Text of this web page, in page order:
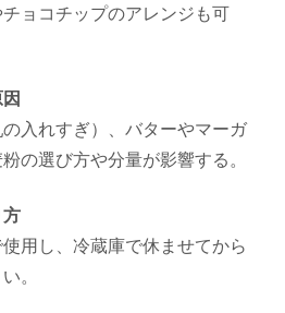
ョコチップのアレンジも可
入れすぎ）、バターやマーガ
の選び方や分量が影響する。
方
用し、冷蔵庫で休ませてから
。